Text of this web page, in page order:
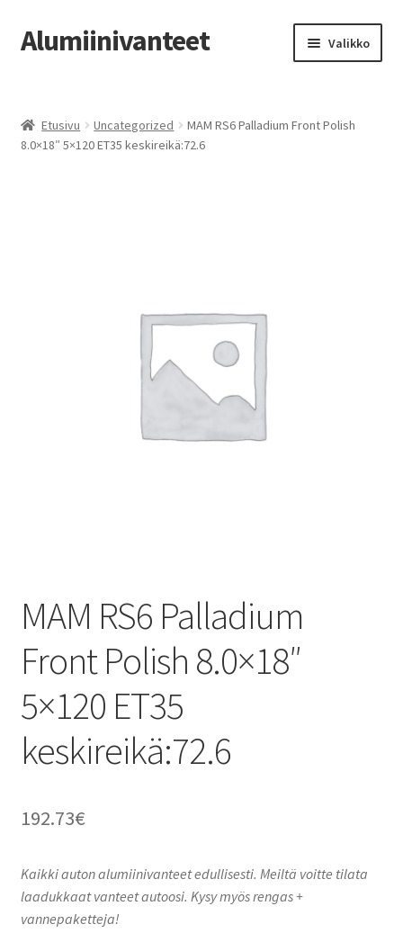
Siirry
navigointiin
Siirry
sisältöön
Alumiinivanteet Valikko
Kauppa
Etusivu Uncategorized
MAM RS6 Palladium Front Polish
8.0×18″ 5×120 ET35 keskireikä:72.6
MAM RS6 Palladium
Front Polish 8.0×18″
5×120 ET35
keskireikä:72.6
192.73€
Kaikki auton alumiinivanteet edullisesti. Meiltä voitte tilata
laadukkaat vanteet autoosi. Kysy myös rengas +
vannepaketteja!